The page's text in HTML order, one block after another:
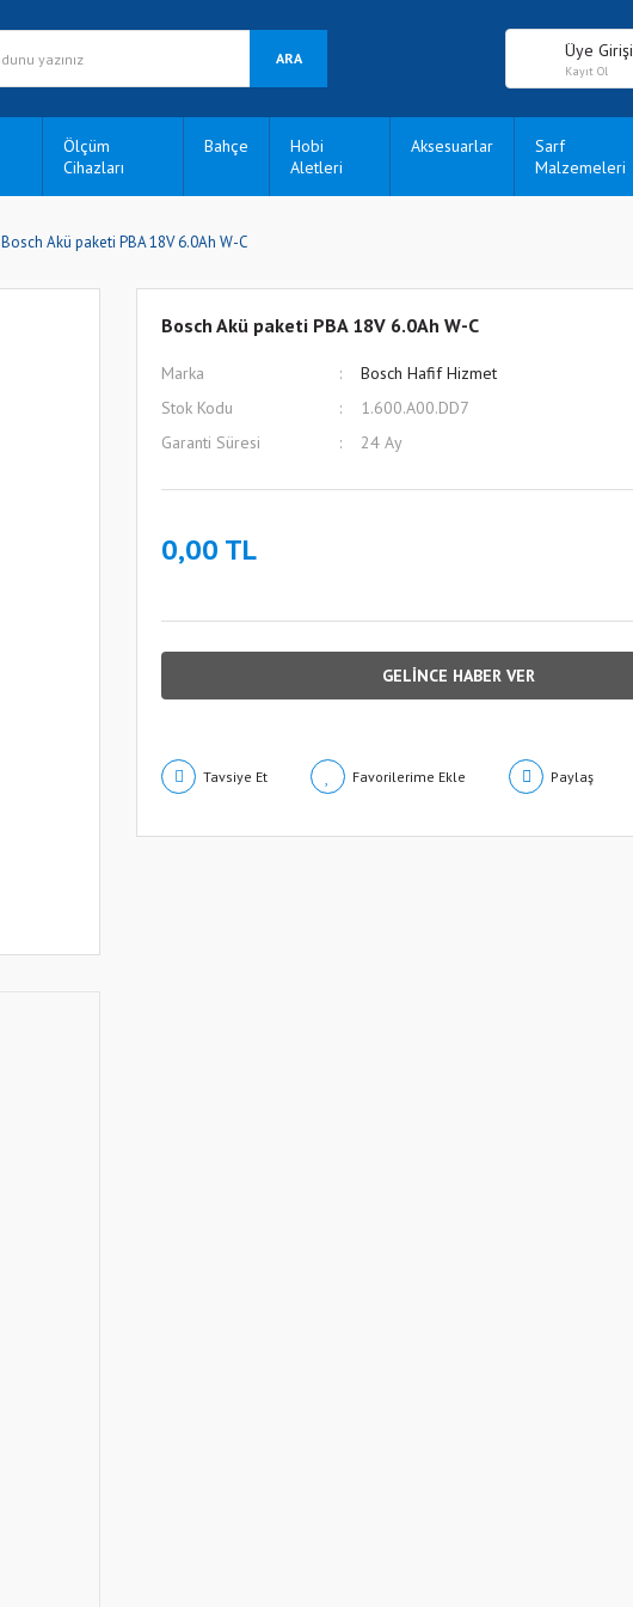
ARA Üye Girişi
Kayıt Ol
Ölçüm
Cihazları
Bahçe
Hobi
Aletleri
Aksesuarlar
Sarf
Malzemeleri
Bosch Akü paketi PBA 18V 6.0Ah W-C
Bosch Akü paketi PBA 18V 6.0Ah W-C
Marka
Bosch Hafif Hizmet
Stok Kodu
1.600.A00.DD7
Garanti Süresi
24 Ay
0,00 TL
GELİNCE HABER VER
Tavsiye Et Paylaş